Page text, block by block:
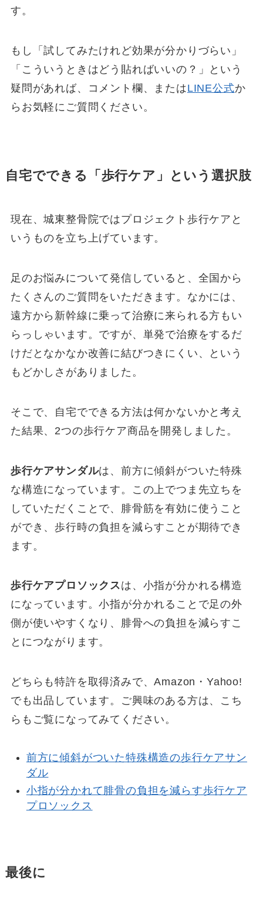
す。
もし「試してみたけれど効果が分かりづらい」
「こういうときはどう貼ればいいの？」という
疑問があれば、コメント欄、またはLINE公式か
らお気軽にご質問ください。
自宅でできる「歩行ケア」という選択肢
現在、城東整骨院ではプロジェクト歩行ケアと
いうものを立ち上げています。
足のお悩みについて発信していると、全国から
たくさんのご質問をいただきます。なかには、
遠方から新幹線に乗って治療に来られる方もい
らっしゃいます。ですが、単発で治療をするだ
けだとなかなか改善に結びつきにくい、という
もどかしさがありました。
そこで、自宅でできる方法は何かないかと考え
た結果、2つの歩行ケア商品を開発しました。
歩行ケアサンダルは、前方に傾斜がついた特殊
な構造になっています。この上でつま先立ちを
していただくことで、腓骨筋を有効に使うこと
ができ、歩行時の負担を減らすことが期待でき
ます。
歩行ケアプロソックスは、小指が分かれる構造
になっています。小指が分かれることで足の外
側が使いやすくなり、腓骨への負担を減らすこ
とにつながります。
どちらも特許を取得済みで、Amazon・Yahoo!
でも出品しています。ご興味のある方は、こち
らもご覧になってみてください。
前方に傾斜がついた特殊構造の歩行ケアサン
ダル
小指が分かれて腓骨の負担を減らす歩行ケア
プロソックス
最後に